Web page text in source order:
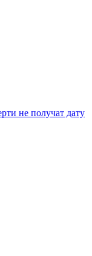
не получат дату